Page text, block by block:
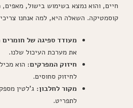
חיים, והוא נמצא בשימוש בישול, מאפים,
קוסמטיקה. השאלה היא, למה אנחנו
מעודד ספיגה של חומרים
את מערכת העיכול שלנו.
חיזוק המפרקים: הוא
לחיזוק סחוסים.
מקור לחלבון: ג'לטין
לתפריט.